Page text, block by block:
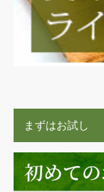
まずはお試し